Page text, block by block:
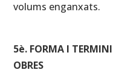
volums enganxats.
5è. FORMA I TERMINI
OBRES